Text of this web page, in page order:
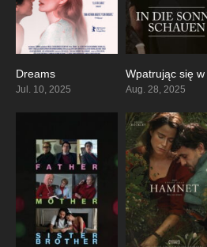
Dreams
Jul. 10, 2025 Aug. 28, 2025